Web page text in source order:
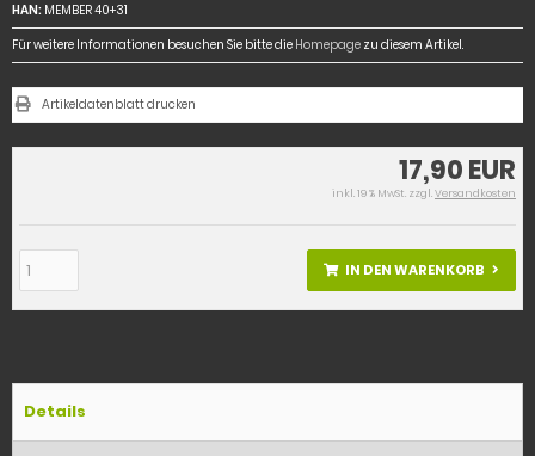
17,90 EUR
inkl. 19 % MwSt. zzgl.Versandkosten
IN DEN WARENKORB
HAN: MEMBER 40+31
Für weitere Informationen besuchen Sie bitte die Homepage zu diesem Artikel.
Artikeldatenblatt drucken
Details